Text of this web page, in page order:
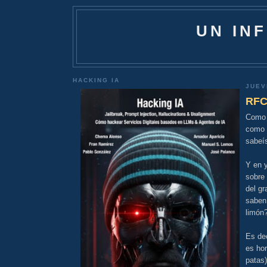
UN
HACKING IA
como
Y en
sobre
del
Es
es